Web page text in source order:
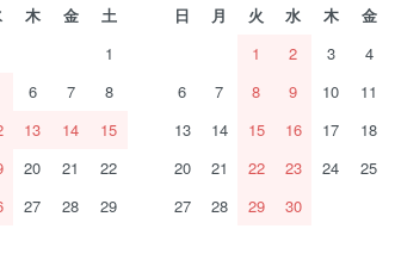
木 金
土
1
6 7
8
13 14
15
20 21
22
27 28
29
日 月 火 水 木 金
1
2 3 4
6
7 8 9 10 11
13
14 15 16 17 18
20
21 22 23 24 25
27
28 29 30